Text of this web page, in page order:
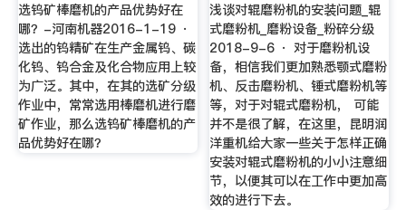
选钨矿棒磨机的产品优势好在
哪？-河南机器2016-1-19 ·
选出的钨精矿在生产金属钨、碳
化钨、钨合金及化合物应用上较
为广泛。其中，在其的选矿分级
作业中，常常选用棒磨机进行磨
矿作业，那么选钨矿棒磨机的产
品优势好在哪？
浅谈对辊磨粉机的安装问题_辊
式磨粉机_磨粉设备_粉碎分级
2018-9-6 · 对于磨粉机设
备，相信我们更加熟悉颚式磨粉
机、反击磨粉机、锤式磨粉机等
等，对于对辊式磨粉机， 可能
并不是很了解，在这里，昆明润
洋重机给大家一些关于怎样正确
安装对辊式磨粉机的小小注意细
节，以便其可以在工作中更加高
效的进行下去。